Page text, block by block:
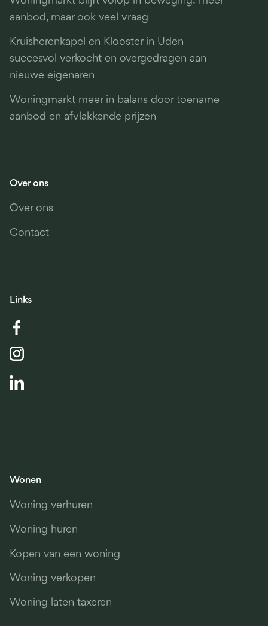
aanbod, maar ook veel vraag
Kruisherenkapel en Klooster in Uden
succesvol verkocht en overgedragen aan
nieuwe eigenaren
Woningmarkt meer in balans door toename
aanbod en afvlakkende prijzen
Over ons
Over ons
Contact
Links
Wonen
Woning verhuren
Woning huren
Kopen van een woning
Woning verkopen
Woning laten taxeren